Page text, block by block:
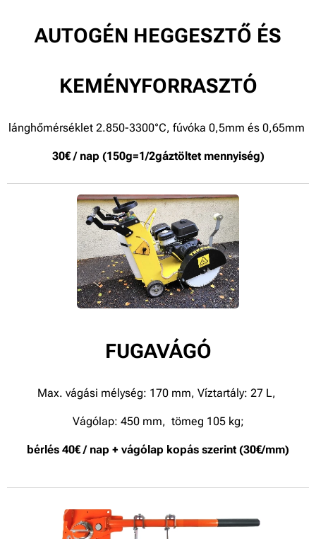
AUTOGÉN HEGGESZTŐ ÉS
KEMÉNYFORRASZTÓ
lánghőmérséklet 2.850-3300°C, fúvóka 0,5mm és 0,65mm
30€ / nap (150g=1/2gáztöltet mennyiség)
FUGAVÁGÓ
Max. vágási mélység: 170 mm, Víztartály: 27 L,
Vágólap: 450 mm, tömeg 105 kg;
bérlés 40€ / nap + vágólap kopás szerint (30€/mm)